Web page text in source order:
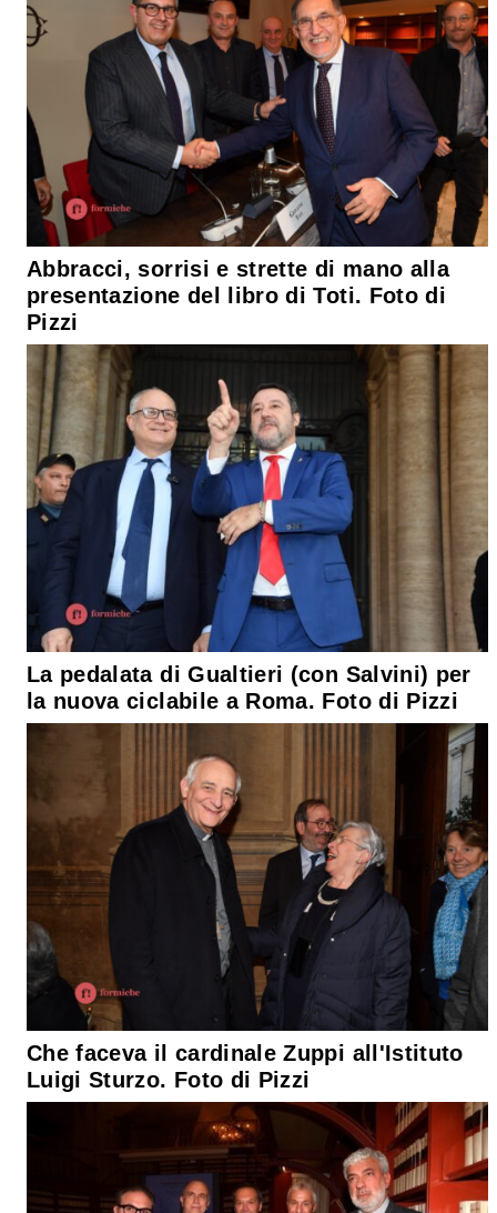
Abbracci, sorrisi e strette di mano alla
presentazione del libro di Toti. Foto di
Pizzi
La pedalata di Gualtieri (con Salvini) per
la nuova ciclabile a Roma. Foto di Pizzi
Che faceva il cardinale Zuppi all'Istituto
Luigi Sturzo. Foto di Pizzi